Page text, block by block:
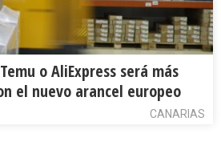
o AliExpress será más
el nuevo arancel europeo
CANARIAS